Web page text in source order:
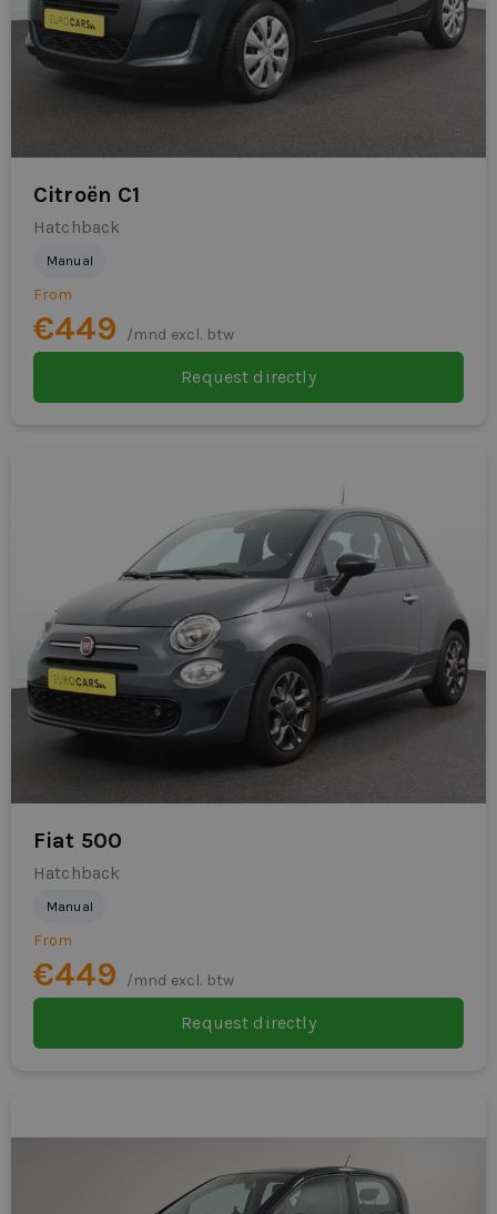
Citroën C1
Hatchback
Manual
From
€449 /mnd excl. btw
Request directly
Fiat 500
Hatchback
Manual
From
€449 /mnd excl. btw
Request directly